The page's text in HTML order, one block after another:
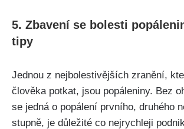
5. ‍Zbavení se bolesti
tipy
Jednou‍ z nejbolestivějších zranění,
⁤člověka potkat, jsou ‍popáleniny. Bez
se jedná ‍o popálení prvního, druhého
stupně, je důležité⁢ co nejrychleji